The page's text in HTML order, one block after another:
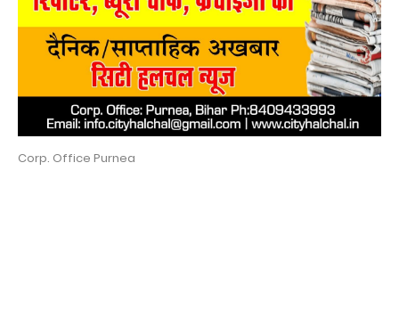
Corp. Office Purnea